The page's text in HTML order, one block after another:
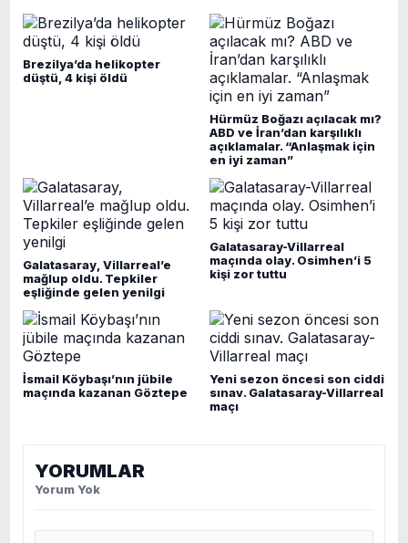
Brezilya’da helikopter
düştü, 4 kişi öldü
Hürmüz Boğazı açılacak mı?
ABD ve İran’dan karşılıklı
açıklamalar. “Anlaşmak için
en iyi zaman”
Galatasaray, Villarreal’e
mağlup oldu. Tepkiler
eşliğinde gelen yenilgi
Galatasaray-Villarreal
maçında olay. Osimhen’i 5
kişi zor tuttu
İsmail Köybaşı’nın jübile
maçında kazanan Göztepe
Yeni sezon öncesi son ciddi
sınav. Galatasaray-Villarreal
maçı
YORUMLAR
Yorum Yok